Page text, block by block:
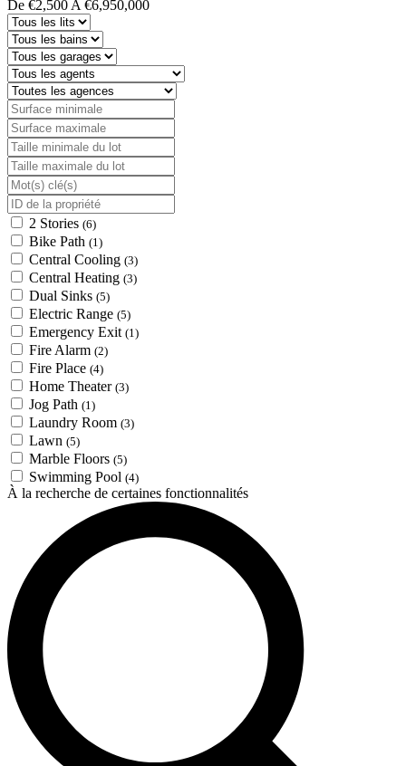
De €2,500 A €6,950,000
2 Stories (6)
Bike Path (1)
Central Cooling (3)
Central Heating (3)
Dual Sinks (5)
Electric Range (5)
Emergency Exit (1)
Fire Alarm (2)
Fire Place (4)
Home Theater (3)
Jog Path (1)
Laundry Room (3)
Lawn (5)
Marble Floors (5)
Swimming Pool (4)
À la recherche de certaines fonctionnalités